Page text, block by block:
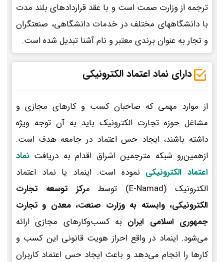
ترجمه از وزارت صمت است و با عقد قراردادهای بلند مدت
با دانشگاههای مختلف در خدمات دانشگاهی، صنعتگران
و تجار به عنوان برندی معتبر و نام آشنا تبدیل شده است.
دارای نماد اعتماد الکترونیکی
از موارد مهمی که صاحبان کسب و کارهای مجازی و
مشاغل حوزه تجارت الکترونیک باید به آن توجه ویژه
داشته باشند، ایجاد حس اعتماد در جامعه هدف است.
ازهمین‌رو شبکه مترجمین اشراق اقدام به دریافت نماد
اعتماد الکترونیکی نموده است. اینماد یا نماد اعتماد
الکترونیک (E-Namad) توسط م
رکز توسعه تجارت
الکترونیکی، وابسته به وزارت صنعت، معدن و تجارت
جمهوری اسلامی ایران به کسب‌وکارهای مجازی ارائه
می‌شود. اینماد در واقع احراز هویت قانونی این کسب و
کارها را انجام می‌دهد و باعث ایجاد حس اعتماد کاربران